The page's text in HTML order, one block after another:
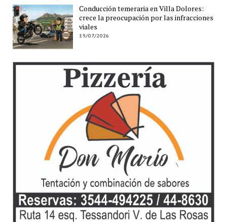
Conducción temeraria en Villa Dolores:
crece la preocupación por las infracciones
viales
19/07/2026